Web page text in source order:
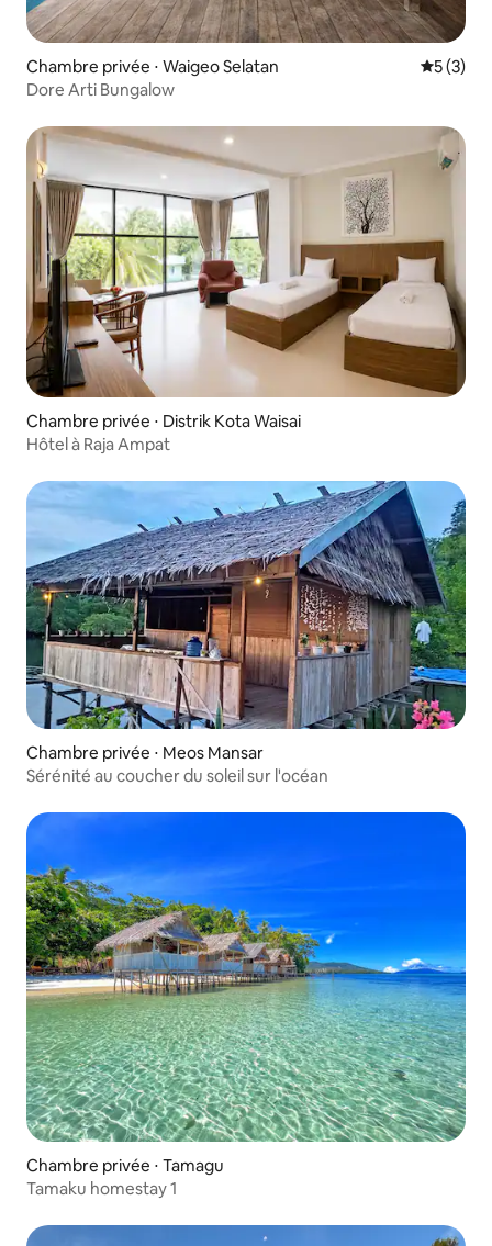
Chambre privée ⋅ Waigeo Selatan
5 (3)
Dore Arti Bungalow
Chambre privée ⋅ Distrik Kota Waisai
Hôtel à Raja Ampat
Chambre privée ⋅ Meos Mansar
Sérénité au coucher du soleil sur l'océan
Chambre privée ⋅ Tamagu
Tamaku homestay 1